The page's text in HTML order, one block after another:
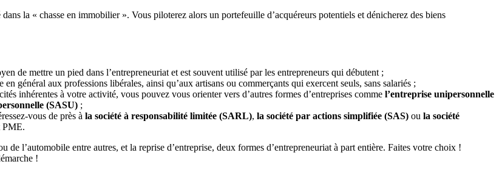
la « chasse en immobilier ». Vous piloterez alors un portefeuille d’acquéreurs potentiels et dénicherez des biens
de mettre un pied dans l’entrepreneuriat et est souvent utilisé par les entrepreneurs qui débutent ;
en général aux professions libérales, ainsi qu’aux artisans ou commerçants qui exercent seuls, sans salariés ;
inhérentes à votre activité, vous pouvez vous orienter vers d’autres formes d’entreprises comme l’entreprise unipersonnelle
(SASU) ;
vous de près à la société à responsabilité limitée (SARL), la société par actions simplifiée (SAS) ou la société
PME.
de l’automobile entre autres, et la reprise d’entreprise, deux formes d’entrepreneuriat à part entière. Faites votre choix !
!